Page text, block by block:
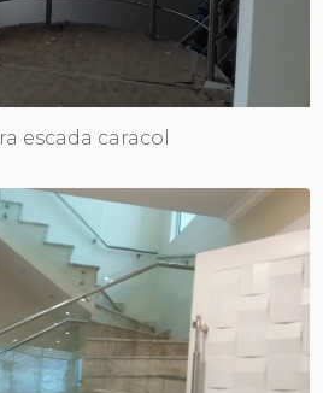
escada caracol